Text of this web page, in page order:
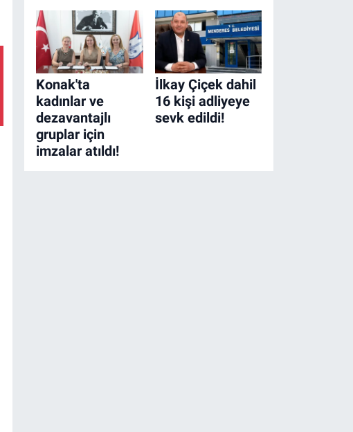
Konak'ta
kadınlar ve
dezavantajlı
gruplar için
imzalar atıldı!
İlkay Çiçek dahil
16 kişi adliyeye
sevk edildi!